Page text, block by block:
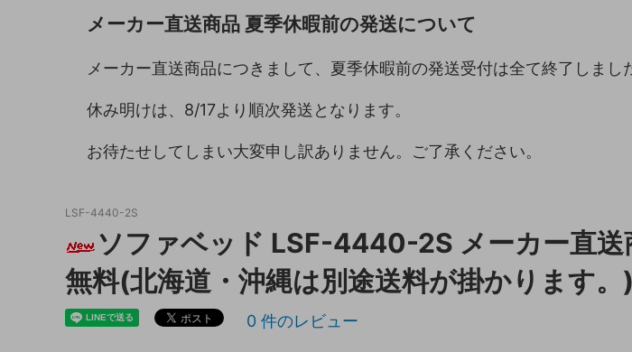
キッチン収納 トイレ収納
ガーデニング雑貨 ライト・照明
メーカー直送商品 夏季休暇前の発送について
メーカー直送商品につきまして、夏季休暇前の発送受付は全て終了しまし
休み明けは、8/17より順次発送となります。
お待たせしてしまい大変申し訳ありません。ご了承ください。
LSF-4440-2S
ソファベッド LSF-4440-2S メーカー直送
無料(北海道・沖縄は別途送料が掛かります。)
0 件のレビュー